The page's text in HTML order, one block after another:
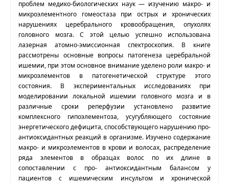
проблем медико-биологических наук — изучению макро- и
микроэлементного гомеостаза при острых и хронических
нарушениях церебрального кровообращения, опухолях
головного мозга. С этой целью успешно использована
лазерная атомно-эмиссионная спектроскопия. В книге
рассмотрены основные вопросы патогенеза церебральной
ишемии, при этом основное внимание уделено роли макро- и
микроэлементов в патогенетической структуре этого
состояния. В экспериментальных исследованиях при
моделировании локальной ишемии головного мозга и в
различные сроки реперфузии установлено развитие
комплексного гипоэлементоза, усугубляющего состояние
энергетического дефицита, способствующего нарушению про-
антиоксидантных реакций в организме. Изучено содержание
макро- и микроэлементов в крови и волосах, распределение
ряда элементов в образцах волос по их длине в
сопоставлении с про- антиоксидантным балансом у
пациентов с ишемическим инсультом и хронической